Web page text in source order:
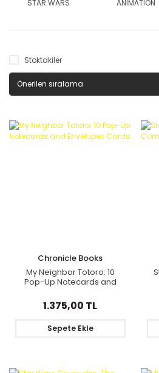
STAR WARS ANIMATION
Stoktakiler
Chronicle Books
My Neighbor Totoro: 10
Pop-Up Notecards and
1.375,00 TL
Sepete Ekle